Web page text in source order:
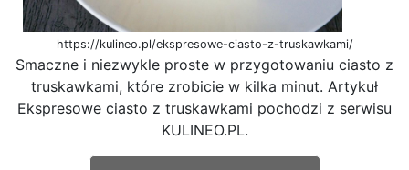
https://kulineo.pl/ekspresowe-ciasto-z-truskawkami/
Smaczne i niezwykle proste w przygotowaniu ciasto z
truskawkami, które zrobicie w kilka minut. Artykuł
Ekspresowe ciasto z truskawkami pochodzi z serwisu
KULINEO.PL.